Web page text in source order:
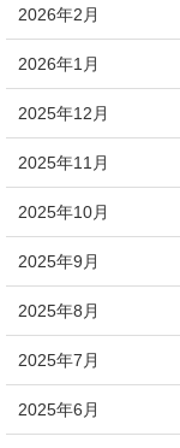
2026年2月
2026年1月
2025年12月
2025年11月
2025年10月
2025年9月
2025年8月
2025年7月
2025年6月